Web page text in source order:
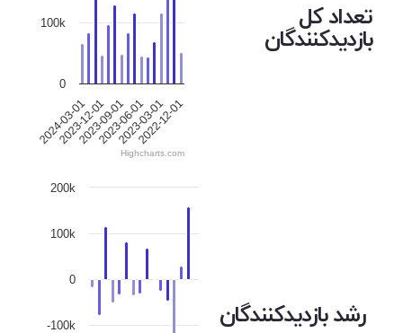
تعداد کل
بازدیدکنندگان
2024-03-01
2023-12-01
2023-09-01
2023-06-01
2023-03-01
2022-12-01
0
100k
Highcharts.com
رشد بازدیدکنندگان -100k
0
100k
200k